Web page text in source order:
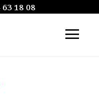
63 18 08